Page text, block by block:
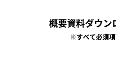
概要資料ダウン
※すべて必須